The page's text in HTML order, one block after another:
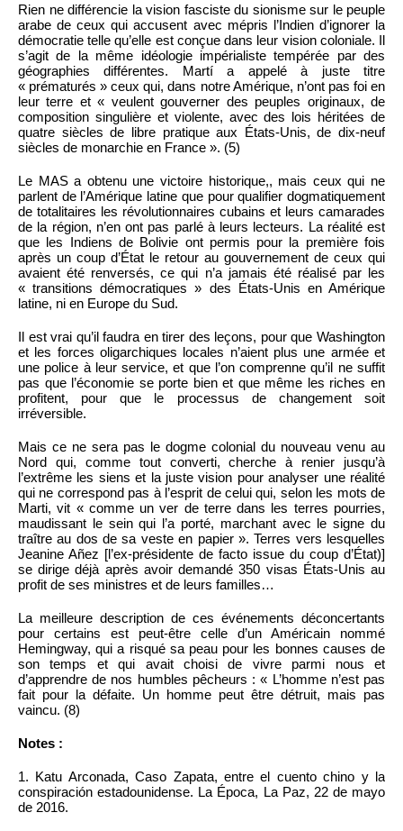
Rien ne différencie la vision fasciste du sionisme sur le peuple
arabe de ceux qui accusent avec mépris l’Indien d’ignorer la
démocratie telle qu’elle est conçue dans leur vision coloniale. Il
s’agit de la même idéologie impérialiste tempérée par des
géographies différentes. Martí a appelé à juste titre
« prématurés » ceux qui, dans notre Amérique, n’ont pas foi en
leur terre et « veulent gouverner des peuples originaux, de
composition singulière et violente, avec des lois héritées de
quatre siècles de libre pratique aux États-Unis, de dix-neuf
siècles de monarchie en France ». (5)
Le MAS a obtenu une victoire historique,, mais ceux qui ne
parlent de l’Amérique latine que pour qualifier dogmatiquement
de totalitaires les révolutionnaires cubains et leurs camarades
de la région, n’en ont pas parlé à leurs lecteurs. La réalité est
que les Indiens de Bolivie ont permis pour la première fois
après un coup d’État le retour au gouvernement de ceux qui
avaient été renversés, ce qui n’a jamais été réalisé par les
« transitions démocratiques » des États-Unis en Amérique
latine, ni en Europe du Sud.
Il est vrai qu’il faudra en tirer des leçons, pour que Washington
et les forces oligarchiques locales n’aient plus une armée et
une police à leur service, et que l’on comprenne qu’il ne suffit
pas que l’économie se porte bien et que même les riches en
profitent, pour que le processus de changement soit
irréversible.
Mais ce ne sera pas le dogme colonial du nouveau venu au
Nord qui, comme tout converti, cherche à renier jusqu’à
l’extrême les siens et la juste vision pour analyser une réalité
qui ne correspond pas à l’esprit de celui qui, selon les mots de
Marti, vit « comme un ver de terre dans les terres pourries,
maudissant le sein qui l’a porté, marchant avec le signe du
traître au dos de sa veste en papier ». Terres vers lesquelles
Jeanine Añez [l’ex-présidente de facto issue du coup d’État)]
se dirige déjà après avoir demandé 350 visas États-Unis au
profit de ses ministres et de leurs familles…
La meilleure description de ces événements déconcertants
pour certains est peut-être celle d’un Américain nommé
Hemingway, qui a risqué sa peau pour les bonnes causes de
son temps et qui avait choisi de vivre parmi nous et
d’apprendre de nos humbles pêcheurs : « L’homme n’est pas
fait pour la défaite. Un homme peut être détruit, mais pas
vaincu. (8)
Notes :
1. Katu Arconada, Caso Zapata, entre el cuento chino y la
conspiración estadounidense. La Época, La Paz, 22 de mayo
de 2016.